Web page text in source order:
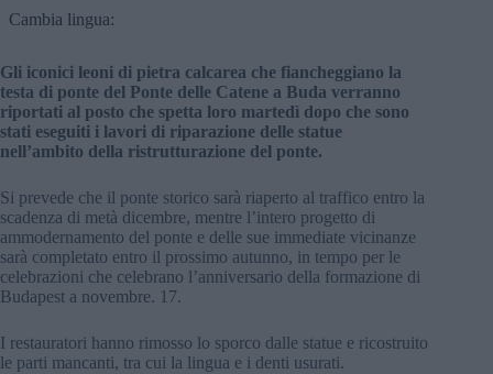
Cambia lingua:
Gli iconici leoni di pietra calcarea che fiancheggiano la
testa di ponte del Ponte delle Catene a Buda verranno
riportati al posto che spetta loro martedì dopo che sono
stati eseguiti i lavori di riparazione delle statue
nell’ambito della ristrutturazione del ponte.
Si prevede che il ponte storico sarà riaperto al traffico entro la
scadenza di metà dicembre, mentre l’intero progetto di
ammodernamento del ponte e delle sue immediate vicinanze
sarà completato entro il prossimo autunno, in tempo per le
celebrazioni che celebrano l’anniversario della formazione di
Budapest a novembre. 17.
I restauratori hanno rimosso lo sporco dalle statue e ricostruito
le parti mancanti, tra cui la lingua e i denti usurati.